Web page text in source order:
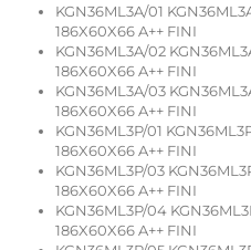
KGN36ML3A/01
186X60X66 A++ FINI
KGN36ML3A/02
186X60X66 A++ FINI
KGN36ML3A/03
186X60X66 A++ FINI
KGN36ML3P/01
186X60X66 A++ FINI
KGN36ML3P/03
186X60X66 A++ FINI
KGN36ML3P/04
186X60X66 A++ FINI